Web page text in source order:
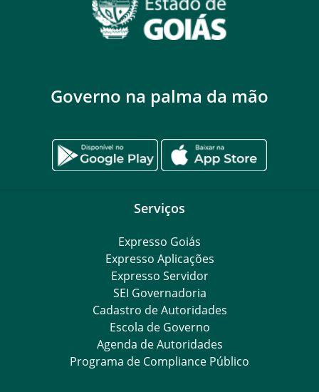
Governo na palma da mão
Serviços
Expresso Goiás
Expresso Aplicações
Expresso Servidor
SEI Governadoria
Cadastro de Autoridades
Escola de Governo
Agenda de Autoridades
Programa de Compliance Público